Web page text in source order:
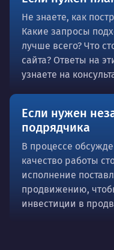
Не знаете, как
Какие запросы
лучше всего? Что
сайта? Ответы на
узнаете на
Если нужен
подрядчика
В процессе
качество работы
исполнение
продвижению,
инвестиции в